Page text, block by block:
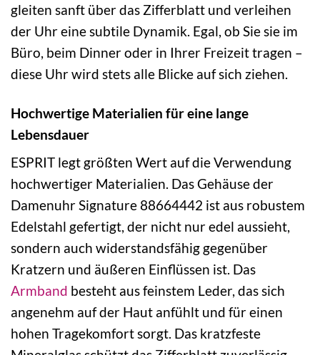
gleiten sanft über das Zifferblatt und verleihen
der Uhr eine subtile Dynamik. Egal, ob Sie sie im
Büro, beim Dinner oder in Ihrer Freizeit tragen –
diese Uhr wird stets alle Blicke auf sich ziehen.
Hochwertige Materialien für eine lange
Lebensdauer
ESPRIT legt größten Wert auf die Verwendung
hochwertiger Materialien. Das Gehäuse der
Damenuhr Signature 88664442 ist aus robustem
Edelstahl gefertigt, der nicht nur edel aussieht,
sondern auch widerstandsfähig gegenüber
Kratzern und äußeren Einflüssen ist. Das
Armband besteht aus feinstem Leder, das sich
angenehm auf der Haut anfühlt und für einen
hohen Tragekomfort sorgt. Das kratzfeste